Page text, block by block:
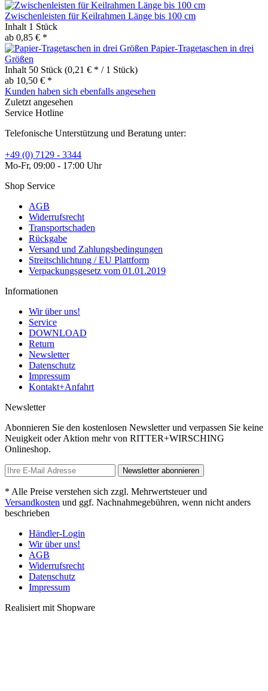
Zwischenleisten für Keilrahmen Länge bis 100 cm
Inhalt 1 Stück
ab 0,85 € *
Papier-Tragetaschen in drei
Größen
Inhalt 50 Stück (0,21 € * / 1 Stück)
ab 10,50 € *
Kunden haben sich ebenfalls angesehen
Zuletzt angesehen
Service Hotline
Telefonische Unterstützung und Beratung unter:
+49 (0) 7129 - 3344
Mo-Fr, 09:00 - 17:00 Uhr
Shop Service
AGB
Widerrufsrecht
Transportschaden
Rückgabe
Versand und Zahlungsbedingungen
Streitschlichtung / EU Plattform
Verpackungsgesetz vom 01.01.2019
Informationen
Wir über uns!
Service
DOWNLOAD
Return
Newsletter
Datenschutz
Impressum
Kontakt+Anfahrt
Newsletter
Abonnieren Sie den kostenlosen Newsletter und verpassen Sie keine
Neuigkeit oder Aktion mehr von RITTER+WIRSCHING
Onlineshop.
Newsletter abonnieren
* Alle Preise verstehen sich zzgl. Mehrwertsteuer und
Versandkosten und ggf. Nachnahmegebühren, wenn nicht anders
beschrieben
Händler-Login
Wir über uns!
AGB
Widerrufsrecht
Datenschutz
Impressum
Realisiert mit Shopware